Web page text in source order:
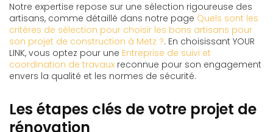
Notre expertise repose sur une sélection rigoureuse des
artisans, comme détaillé dans notre page Quels sont les
critères de sélection pour choisir les bons artisans pour
son projet de construction à Metz ?. En choisissant YOUR
LINK, vous optez pour une Entreprise de suivi et
coordination de travaux reconnue pour son engagement
envers la qualité et les normes de sécurité.
Les étapes clés de votre projet de
rénovation